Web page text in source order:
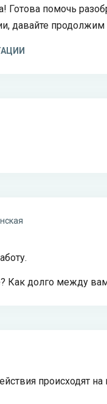
Готова помочь
давайте
Как долго между
происходят